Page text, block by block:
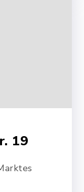
19